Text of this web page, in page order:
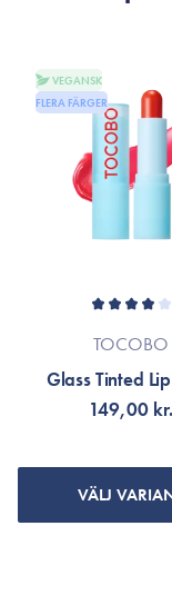
retinol i ens
VEGANSK
FLERA FÄRGER
TOCOBO
Glass Tinted
149,00 kr.
VÄLJ